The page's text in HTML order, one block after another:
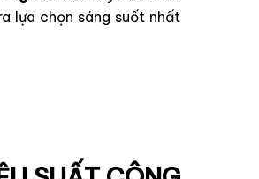
lựa chọn sáng suốt nhất